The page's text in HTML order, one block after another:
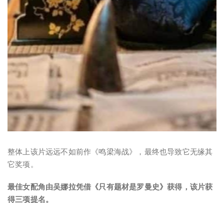
整体上该片远远不如前作《鸣梁海战》，最终也导致它无缘其
它奖项。
最佳女配角由吴娜拉凭借《只有题材是罗曼史》获得，该片获
得三项提名。